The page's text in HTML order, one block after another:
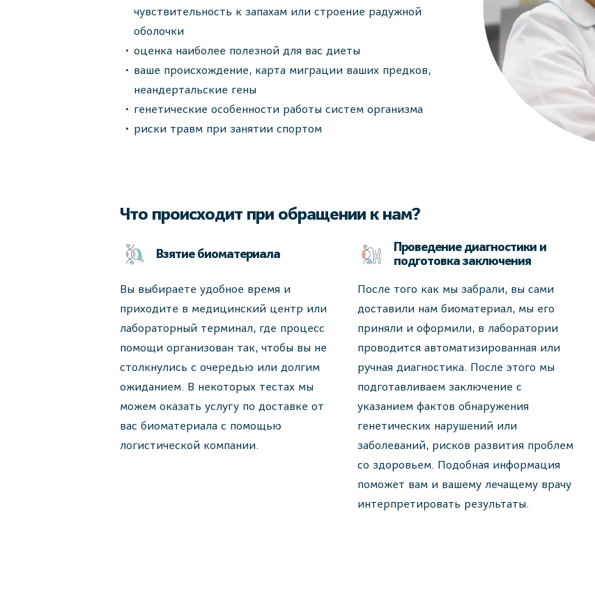
чувствительность к запахам или строение радужной
оболочки
оценка наиболее полезной для вас диеты
ваше происхождение, карта миграции ваших предков,
неандертальские гены
генетические особенности работы систем организма
риски травм при занятии спортом
Что происходит при обращении к нам?
Взятие биоматериала
Вы выбираете удобное время и
приходите в медицинский центр или
лабораторный терминал, где процесс
помощи организован так, чтобы вы не
столкнулись с очередью или долгим
ожиданием. В некоторых тестах мы
можем оказать услугу по доставке от
вас биоматериала с помощью
логистической компании.
Проведение диагностики и
подготовка заключения
После того как мы забрали, вы сами
доставили нам биоматериал, мы его
приняли и оформили, в лаборатории
проводится автоматизированная или
ручная диагностика. После этого мы
подготавливаем заключение с
указанием фактов обнаружения
генетических нарушений или
заболеваний, рисков развития проблем
со здоровьем. Подобная информация
поможет вам и вашему лечащему врачу
интерпретировать результаты.